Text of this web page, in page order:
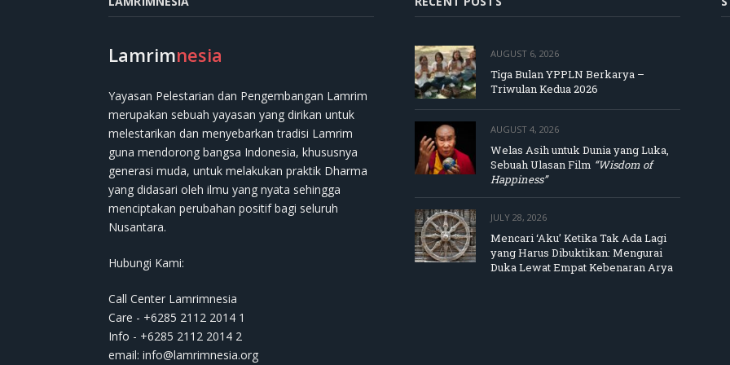
Lamrimnesia
Yayasan Pelestarian dan Pengembangan Lamrim
merupakan sebuah yayasan yang dirikan untuk
melestarikan dan menyebarkan tradisi Lamrim
guna mendorong bangsa Indonesia, khususnya
generasi muda, untuk melakukan praktik Dharma
yang didasari oleh ilmu yang nyata sehingga
menciptakan perubahan positif bagi seluruh
Nusantara.
Hubungi Kami:
Call Center Lamrimnesia
Care - +6285 2112 2014 1
Info - +6285 2112 2014 2
email: info@lamrimnesia.org
AUGUST 6, 2026
Tiga Bulan YPPLN Berkarya –
Triwulan Kedua 2026
AUGUST 4, 2026
Welas Asih untuk Dunia yang Luka,
Sebuah Ulasan Film “Wisdom of
Happiness”
JULY 28, 2026
Mencari ‘Aku’ Ketika Tak Ada Lagi
yang Harus Dibuktikan: Mengurai
Duka Lewat Empat Kebenaran Arya